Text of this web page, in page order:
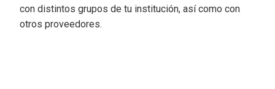
con distintos grupos de tu institución, así como con
otros proveedores.